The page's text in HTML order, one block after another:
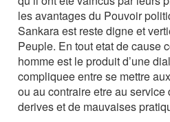
les avantages du Pouvoir
Sankara est reste digne et
Peuple. En tout etat de cause
homme est le produit d’une
compliquee entre se mettre
ou au contraire etre au service
derives et de mauvaises